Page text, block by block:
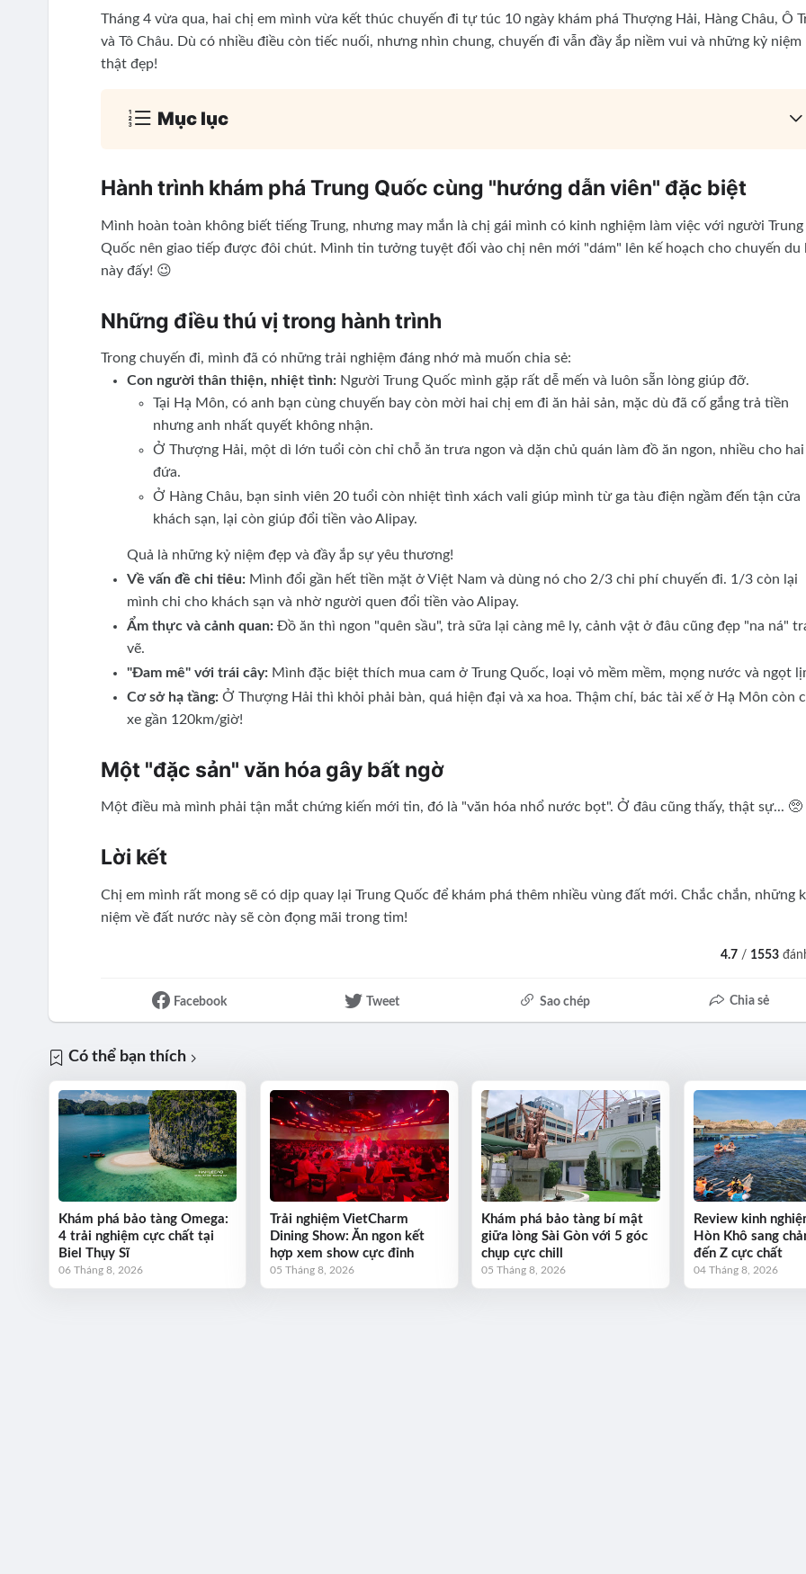
Tháng 4 vừa qua, hai chị em mình vừa kết thúc chuyến đi tự túc 10 ngày khám phá Thượng Hải, Hàng Châu, Ô
và Tô Châu. Dù có nhiều điều còn tiếc nuối, nhưng nhìn chung, chuyến đi vẫn đầy ắp niềm vui và những kỷ niệm
thật đẹp!
Mục lục
Hành trình khám phá Trung Quốc cùng "hướng dẫn viên" đặc biệt
Mình hoàn toàn không biết tiếng Trung, nhưng may mắn là chị gái mình có kinh nghiệm làm việc với người Trung
Quốc nên giao tiếp được đôi chút. Mình tin tưởng tuyệt đối vào chị nên mới "dám" lên kế hoạch cho chuyến du
này đấy! 😉
Những điều thú vị trong hành trình
Trong chuyến đi, mình đã có những trải nghiệm đáng nhớ mà muốn chia sẻ:
Con người thân thiện, nhiệt tình: Người Trung Quốc mình gặp rất dễ mến và luôn sẵn lòng giúp đỡ.
Tại Hạ Môn, có anh bạn cùng chuyến bay còn mời hai chị em đi ăn hải sản, mặc dù đã cố gắng trả tiền
nhưng anh nhất quyết không nhận.
Ở Thượng Hải, một dì lớn tuổi còn chỉ chỗ ăn trưa ngon và dặn chủ quán làm đồ ăn ngon, nhiều cho hai
đứa.
Ở Hàng Châu, bạn sinh viên 20 tuổi còn nhiệt tình xách vali giúp mình từ ga tàu điện ngầm đến tận cửa
khách sạn, lại còn giúp đổi tiền vào Alipay.
Quả là những kỷ niệm đẹp và đầy ắp sự yêu thương!
Về vấn đề chi tiêu: Mình đổi gần hết tiền mặt ở Việt Nam và dùng nó cho 2/3 chi phí chuyến đi. 1/3 còn lại
mình chi cho khách sạn và nhờ người quen đổi tiền vào Alipay.
Ẩm thực và cảnh quan: Đồ ăn thì ngon "quên sầu", trà sữa lại càng mê ly, cảnh vật ở đâu cũng đẹp "na ná"
vẽ.
"Đam mê" với trái cây: Mình đặc biệt thích mua cam ở Trung Quốc, loại vỏ mềm mềm, mọng nước và ngọt
Cơ sở hạ tầng: Ở Thượng Hải thì khỏi phải bàn, quá hiện đại và xa hoa. Thậm chí, bác tài xế ở Hạ Môn còn
xe gần 120km/giờ!
Một "đặc sản" văn hóa gây bất ngờ
Một điều mà mình phải tận mắt chứng kiến mới tin, đó là "văn hóa nhổ nước bọt". Ở đâu cũng thấy, thật sự... 🥺
Lời kết
Chị em mình rất mong sẽ có dịp quay lại Trung Quốc để khám phá thêm nhiều vùng đất mới. Chắc chắn, những
niệm về đất nước này sẽ còn đọng mãi trong tim!
4.7 / 1553
Facebook Tweet Sao chép Chia sẻ
Có thể bạn thích
Khám phá bảo tàng Omega:
4 trải nghiệm cực chất tại
Biel Thụy Sĩ
06 Tháng 8, 2026
Trải nghiệm VietCharm
Dining Show: Ăn ngon kết
hợp xem show cực đỉnh
05 Tháng 8, 2026
Khám phá bảo tàng bí mật
giữa lòng Sài Gòn với 5 góc
chụp cực chill
05 Tháng 8, 2026
Review kinh
Hòn Khô sang
đến Z cực chất
04 Tháng 8, 2026